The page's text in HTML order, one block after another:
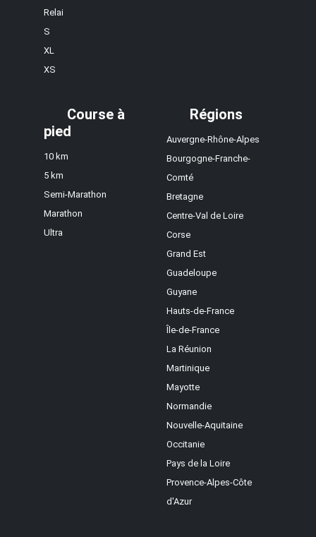
Relai
S
XL
XS
Course à
pied
10 km
5 km
Semi-Marathon
Marathon
Ultra
Régions
Auvergne-Rhône-Alpes
Bourgogne-Franche-
Comté
Bretagne
Centre-Val de Loire
Corse
Grand Est
Guadeloupe
Guyane
Hauts-de-France
Île-de-France
La Réunion
Martinique
Mayotte
Normandie
Nouvelle-Aquitaine
Occitanie
Pays de la Loire
Provence-Alpes-Côte
d'Azur